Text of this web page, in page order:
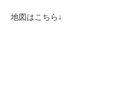
地図はこちら↓